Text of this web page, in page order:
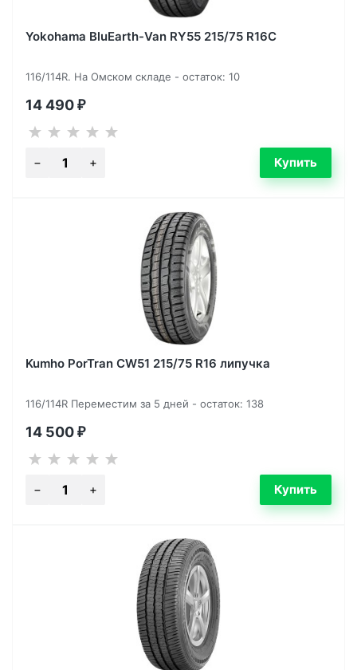
Yokohama BluEarth-Van RY55 215/75 R16C
116/114R. На Омском складе - остаток: 10
14 490 ₽
Kumho PorTran CW51 215/75 R16 липучка
116/114R Переместим за 5 дней - остаток: 138
14 500 ₽